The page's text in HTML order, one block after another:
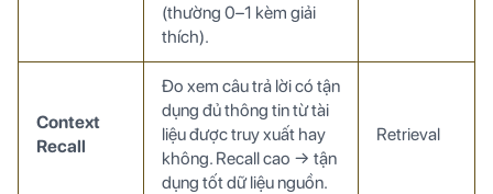
(thường 0–1 kèm giải
thích).
Context
Recall
Đo xem câu trả lời có tận
dụng đủ thông tin từ tài
liệu được truy xuất hay
không. Recall cao → tận
dụng tốt dữ liệu nguồn.
Retrieval